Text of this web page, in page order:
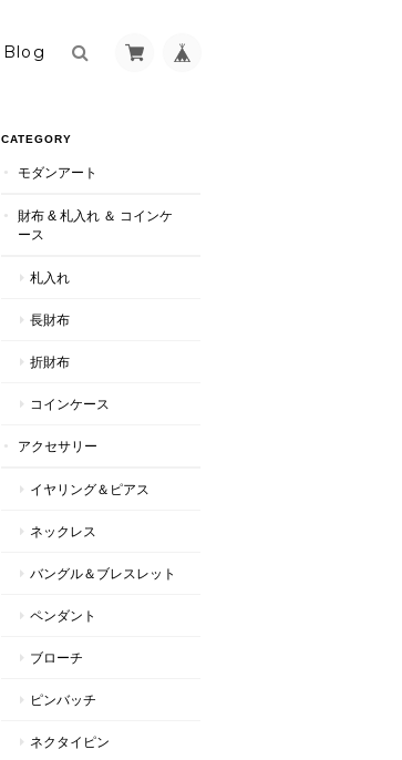
Blog
CATEGORY
モダンアート
財布 & 札入れ ＆ コインケ
ース
札入れ
長財布
折財布
コインケース
アクセサリー
イヤリング＆ピアス
ネックレス
バングル＆ブレスレット
ペンダント
ブローチ
ピンバッチ
ネクタイピン